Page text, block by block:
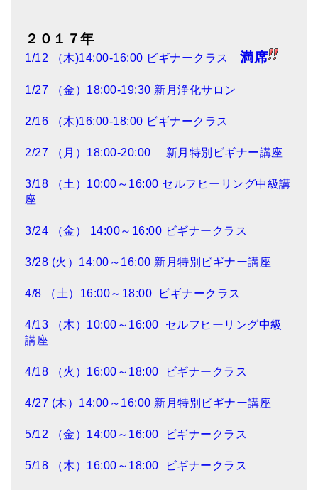
２０１７年
1/12 （木)14:00-16:00 ビギナークラス 満席
1/27 （金）18:00-19:30 新月浄化サロン
2/16 （木)16:00-18:00 ビギナークラス
2/27 （月）18:00-20:00 新月特別ビギナー講座
3/18 （土）10:00～16:00 セルフヒーリング中級講
座
3/24 （金） 14:00～16:00 ビギナークラス
3/28 (火）14:00～16:00 新月特別ビギナー講座
4/8 （土）16:00～18:00 ビギナークラス
4/13 （木）10:00～16:00 セルフヒーリング中級
講座
4/18 （火）16:00～18:00 ビギナークラス
4/27 (木）14:00～16:00 新月特別ビギナー講座
5/12 （金）14:00～16:00 ビギナークラス
5/18 （木）16:00～18:00 ビギナークラス